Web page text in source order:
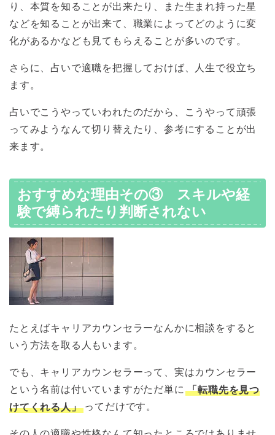
り、本質を知ることが出来たり、また生まれ持った星
などを知ることが出来て、職業によってどのように変
化があるかなども見てもらえることが多いのです。
さらに、占いで適職を把握しておけば、人生で役立ち
ます。
占いでこうやっていわれたのだから、こうやって頑張
ってみようなんて切り替えたり、参考にすることが出
来ます。
おすすめな理由その③ スキルや経
験で縛られたり判断されない
たとえばキャリアカウンセラーなんかに相談をすると
いう方法を取る人もいます。
でも、キャリアカウンセラーって、実はカウンセラー
という名前は付いていますがただ単に 「転職先を見つ
けてくれる人」 ってだけです。